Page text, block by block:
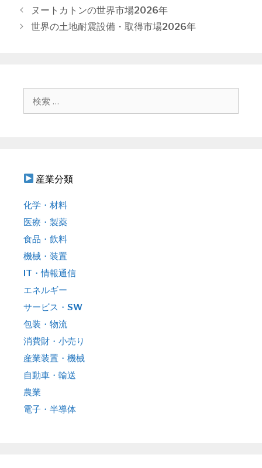
テ
ゴ
投
稿
ヌートカトンの世界市場2026年
世界の土地耐震設備・取得市場2026年
産業分類
化学・材料
医療・製薬
食品・飲料
機械・装置
IT・情報通信
エネルギー
サービス・SW
包装・物流
消費財・小売り
産業装置・機械
自動車・輸送
農業
電子・半導体